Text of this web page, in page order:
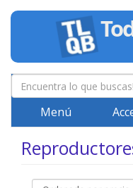
Menú